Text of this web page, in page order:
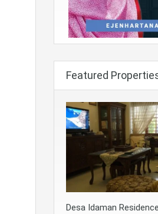
Featured
Desa Idaman